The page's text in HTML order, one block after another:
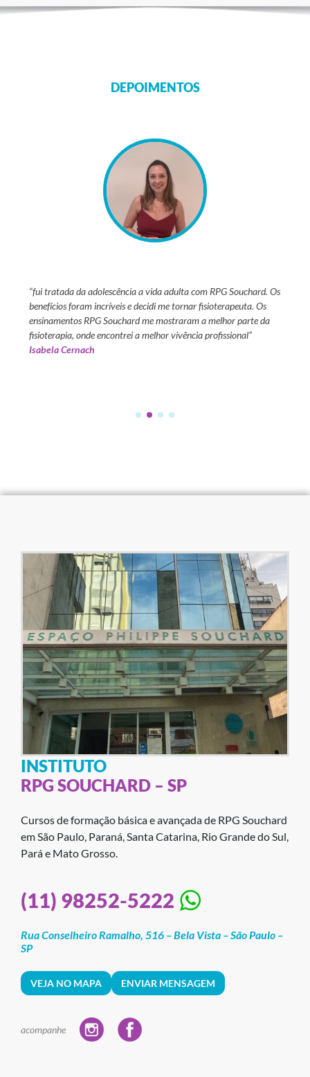
DEPOIMENTOS
“fui tratada da adolescência a vida adulta com RPG Souchard. Os
benefícios foram incríveis e decidi me tornar fisioterapeuta. Os
ensinamentos RPG Souchard me mostraram a melhor parte da
fisioterapia, onde encontrei a melhor vivência profissional”
Isabela Cernach
INSTITUTO
RPG SOUCHARD – SP
Cursos de formação básica e avançada de RPG Souchard
em São Paulo, Paraná, Santa Catarina, Rio Grande do Sul,
Pará e Mato Grosso.
(11) 98252-5222
Rua Conselheiro Ramalho, 516 – Bela Vista – São Paulo –
SP
VEJA NO MAPA ENVIAR MENSAGEM
acompanhe